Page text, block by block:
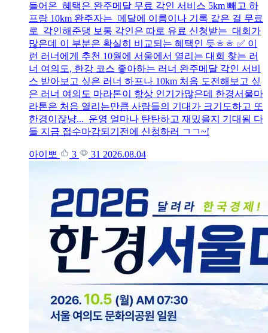
들어온 혜택은 완주메달 무료 각인 서비스 5km 빼고 하
프랑 10km 완주자는 메달에 이름이나 기록 같은 걸 무료
로 각인해준댕 보통 각인은 따로 유료 신청받는 대회가
많은데 이 부분은 확실히 비교되는 혜택인 듯ㅎㅎ ✅ 이
런 러너에게 추천 10월에 서울에서 열리는 대회 찾는 러
너 여의도, 한강 코스 좋아하는 러너 완주메달 각인 서비
스 받아보고 싶은 러너 하프나 10km 처음 도전해보고 싶
은 러너 여의도 마라톤이 항상 인기가많은데 한경서울마
라톤은 처음 열리는만큼 사람들의 기대가 크기도하고 또
한경이잖냥... 운영 얼마나 탄탄하고 재밌을지 기대됨 다
들 지금 접수마감되기전에 신청하러 ㄱㄱ~!
아이뽀 3 31 2026.08.04